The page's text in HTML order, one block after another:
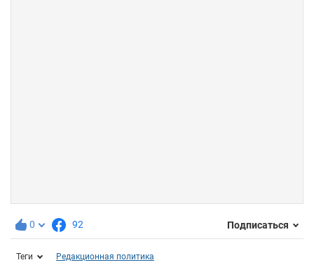
0 92 Подписаться
Теги Редакционная политика